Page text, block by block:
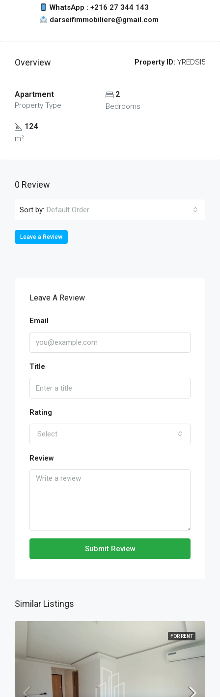
WhatsApp : +216 27 344 143
darseifimmobiliere@gmail.com
Overview Property ID: YREDSI5
Apartment
Property Type
2
Bedrooms
124
m²
0 Review
Sort by: Default Order
Leave a Review
Leave A Review
Email
Title
Rating
Select
Review
Submit Review
Similar Listings
FOR RENT